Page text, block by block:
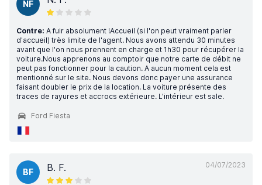
NF
Contre: A fuir absolument !Accueil (si l'on peut vraiment parler
d'accueil) très limite de l'agent. Nous avons attendu 30 minutes
avant que l'on nous prennent en charge et 1h30 pour récupérer la
voiture.Nous apprenons au comptoir que notre carte de débit ne
peut pas fonctionner pour la caution. A aucun moment cela est
mentionné sur le site. Nous devons donc payer une assurance
faisant doubler le prix de la location. La voiture présente des
traces de rayures et accrocs extérieure. L'intérieur est sale.
Ford Fiesta
04/07/2023
BF B. F.